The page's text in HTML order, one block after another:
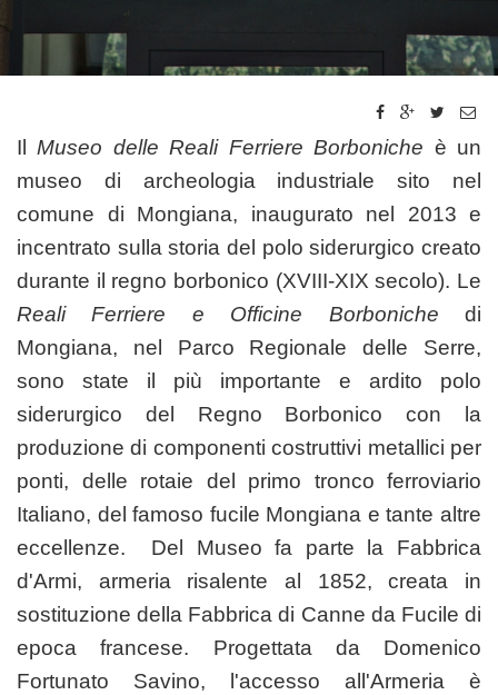
IlMuseo delle Reali Ferriere Borboniche è un
museo di archeologia industriale sito nel
comune di Mongiana, inaugurato nel 2013 e
incentrato sulla storia del polo siderurgico creato
durante il regno borbonico (XVIII-XIX secolo). Le
Reali Ferriere e Officine Borboniche di
Mongiana, nel Parco Regionale delle Serre,
sono state il più importante e ardito polo
siderurgico del Regno Borbonico con la
produzione di componenti costruttivi metallici per
ponti, delle rotaie del primo tronco ferroviario
Italiano, del famoso fucile Mongiana e tante altre
eccellenze. Del Museo fa parte la Fabbrica
d'Armi, armeria risalente al 1852, creata in
sostituzione della Fabbrica di Canne da Fucile di
epoca francese. Progettata da Domenico
Fortunato Savino, l'accesso all'Armeria è